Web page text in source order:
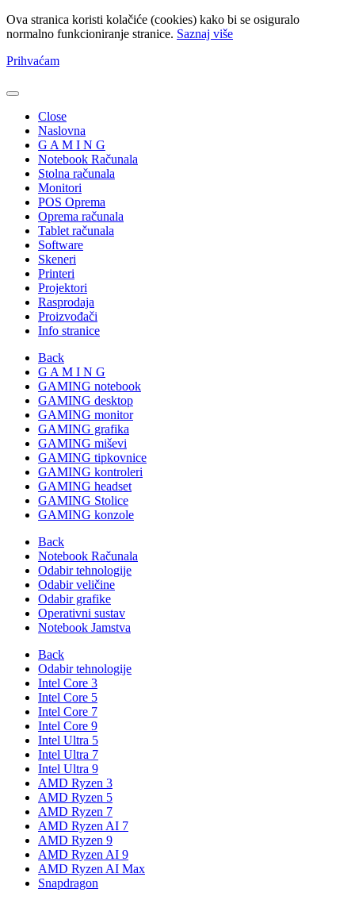
Ova stranica koristi kolačiće (cookies) kako bi se osiguralo
normalno funkcioniranje stranice. Saznaj više
Prihvaćam
Close
Naslovna
G A M I N G
Notebook Računala
Stolna računala
Monitori
POS Oprema
Oprema računala
Tablet računala
Software
Skeneri
Printeri
Projektori
Rasprodaja
Proizvođači
Info stranice
Back
G A M I N G
GAMING notebook
GAMING desktop
GAMING monitor
GAMING grafika
GAMING miševi
GAMING tipkovnice
GAMING kontroleri
GAMING headset
GAMING Stolice
GAMING konzole
Back
Notebook Računala
Odabir tehnologije
Odabir veličine
Odabir grafike
Operativni sustav
Notebook Jamstva
Back
Odabir tehnologije
Intel Core 3
Intel Core 5
Intel Core 7
Intel Core 9
Intel Ultra 5
Intel Ultra 7
Intel Ultra 9
AMD Ryzen 3
AMD Ryzen 5
AMD Ryzen 7
AMD Ryzen AI 7
AMD Ryzen 9
AMD Ryzen AI 9
AMD Ryzen AI Max
Snapdragon